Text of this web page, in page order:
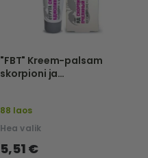
"FBT" Kreem-palsam
skorpioni ja
88 laos
Hea valik
5,51 €